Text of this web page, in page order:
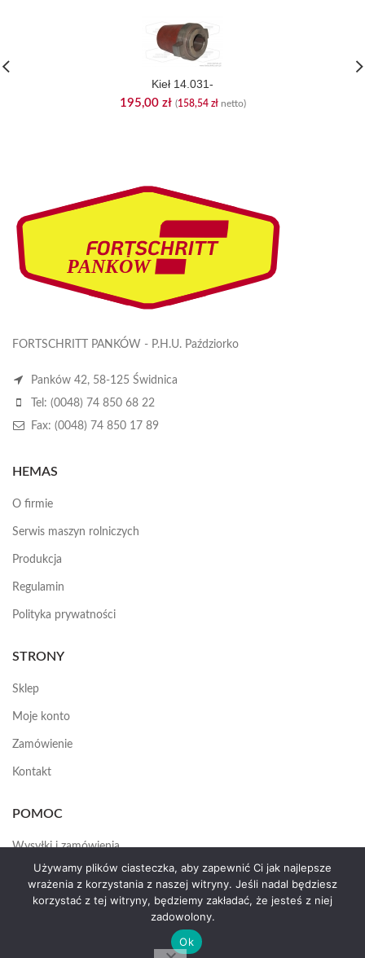
Kieł 14.031-
195,00 zł (158,54 złnetto)
FORTSCHRITT PANKÓW - P.H.U. Paździorko
Panków 42, 58-125 Świdnica
Tel: (0048) 74 850 68 22
Fax: (0048) 74 850 17 89
HEMAS
O firmie
Serwis maszyn rolniczych
Produkcja
Regulamin
Polityka prywatności
STRONY
Sklep
Moje konto
Zamówienie
Kontakt
POMOC
Wysyłki i zamówienia
Jak założyć konto
HEMAS.PL 2025
Używamy plików ciasteczka, aby zapewnić Ci jak najlepsze
wrażenia z korzystania z naszej witryny. Jeśli nadal będziesz
korzystać z tej witryny, będziemy zakładać, że jesteś z niej
zadowolony.
Ok